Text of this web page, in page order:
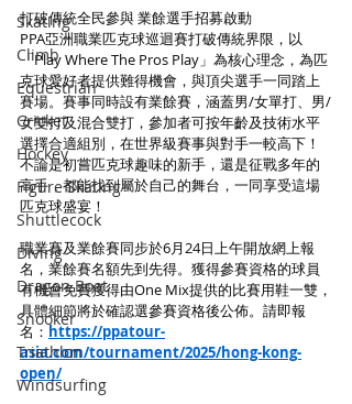
Skating
Climb
Equestrian
Cricket
Hockey
Figure Skating
Shuttlecock
Diving
Dragon Boat
Snooker
Triathlon
Windsurfing
打破傳統全民參與 業餘選手招募啟動
PPA亞洲職業匹克球巡迴賽打破傳統界限，以
「Play Where The Pros Play」為核心理念，為匹
克球愛好者提供難得機會，與頂尖選手一同踏上
賽場。賽事同時設有業餘賽，涵蓋男/女單打、男/
女雙打及混合雙打，參加者可按年齡及技術水平
選擇合適組別，在世界級賽事與對手一較高下！
不論是初嘗匹克球趣味的新手，還是征戰多年的
高手，都能找到屬於自己的舞台，一同享受這場
匹克球盛宴！
職業賽及業餘賽同步於6月24日上午開放網上報
名，業餘賽名額先到先得。獲得參賽資格的球員
有機會免費獲得由One Mix提供的比賽用鞋一雙，
具體細節將於確認選參賽資格後公佈。請即報
名： https://ppatour-
asia.com/tournament/2025/hong-kong-
open/